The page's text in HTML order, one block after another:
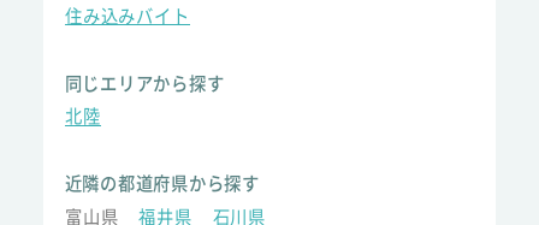
住み込みバイト
同じエリアから探す
北陸
近隣の都道府県から探す
富山県
福井県 石川県